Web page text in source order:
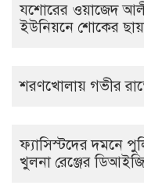
যশোরের ওয়াজেদ
ইউনিয়নে শোকের
শরণখোলায় গভীর
ফ্যাসিস্টদের দমনে
খুলনা রেঞ্জের ডিআইজি